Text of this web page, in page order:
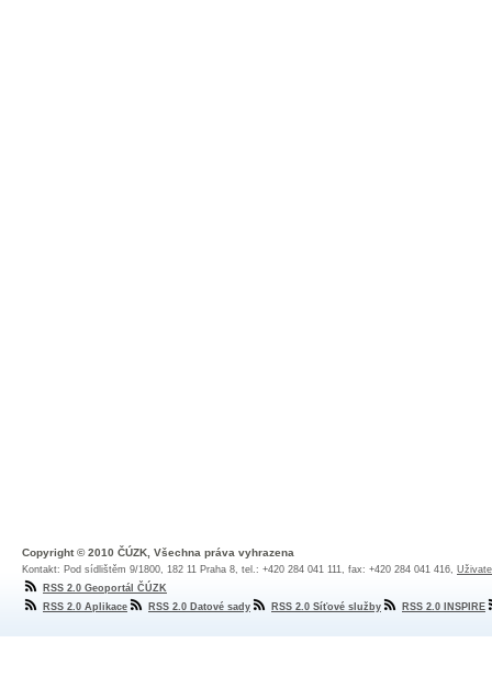
Copyright © 2010 ČÚZK, Všechna práva vyhrazena
Kontakt: Pod sídlištěm 9/1800, 182 11 Praha 8, tel.: +420 284 041 111, fax: +420 284 041 416,
RSS 2.0 Geoportál ČÚZK
RSS 2.0 Aplikace
RSS 2.0 Datové sady RSS 2.0 Síťové služby RSS 2.0 INSPIRE